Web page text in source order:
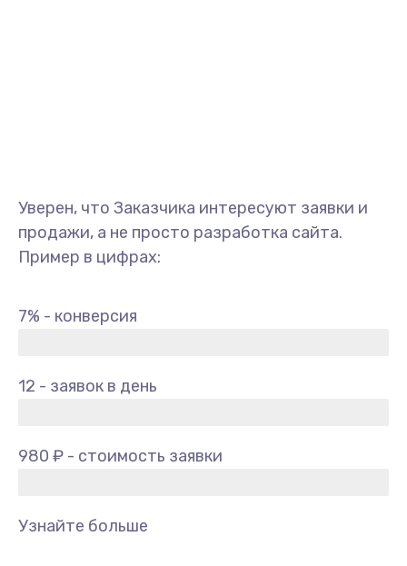
Уверен, что Заказчика интересуют заявки и
продажи, а не просто разработка сайта.
Пример в цифрах:
7% - конверсия
12 - заявок в день
980 ₽ - стоимость заявки
Узнайте больше